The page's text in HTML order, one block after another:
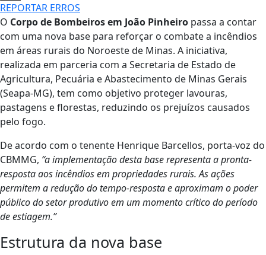
REPORTAR ERROS
O Corpo de Bombeiros em João Pinheiro passa a contar
com uma nova base para reforçar o combate a incêndios
em áreas rurais do Noroeste de Minas. A iniciativa,
realizada em parceria com a Secretaria de Estado de
Agricultura, Pecuária e Abastecimento de Minas Gerais
(Seapa-MG), tem como objetivo proteger lavouras,
pastagens e florestas, reduzindo os prejuízos causados
pelo fogo.
De acordo com o tenente Henrique Barcellos, porta-voz do
CBMMG, “a implementação desta base representa a pronta-
resposta aos incêndios em propriedades rurais. As ações
permitem a redução do tempo-resposta e aproximam o poder
público do setor produtivo em um momento crítico do período
de estiagem.”
Estrutura da nova base